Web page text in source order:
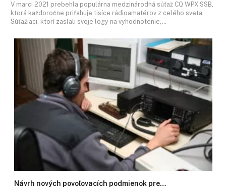
V marci 2021 prebehla populárna medzinárodná súťaž CQ WPX SSB,
ktorá každoročne priťahuje tisíce rádioamatérov z celého sveta.
Súťažiaci, ktorí zaslali svoje logy na vyhodnotenie,…
Návrh nových povoľovacích podmienok pre…